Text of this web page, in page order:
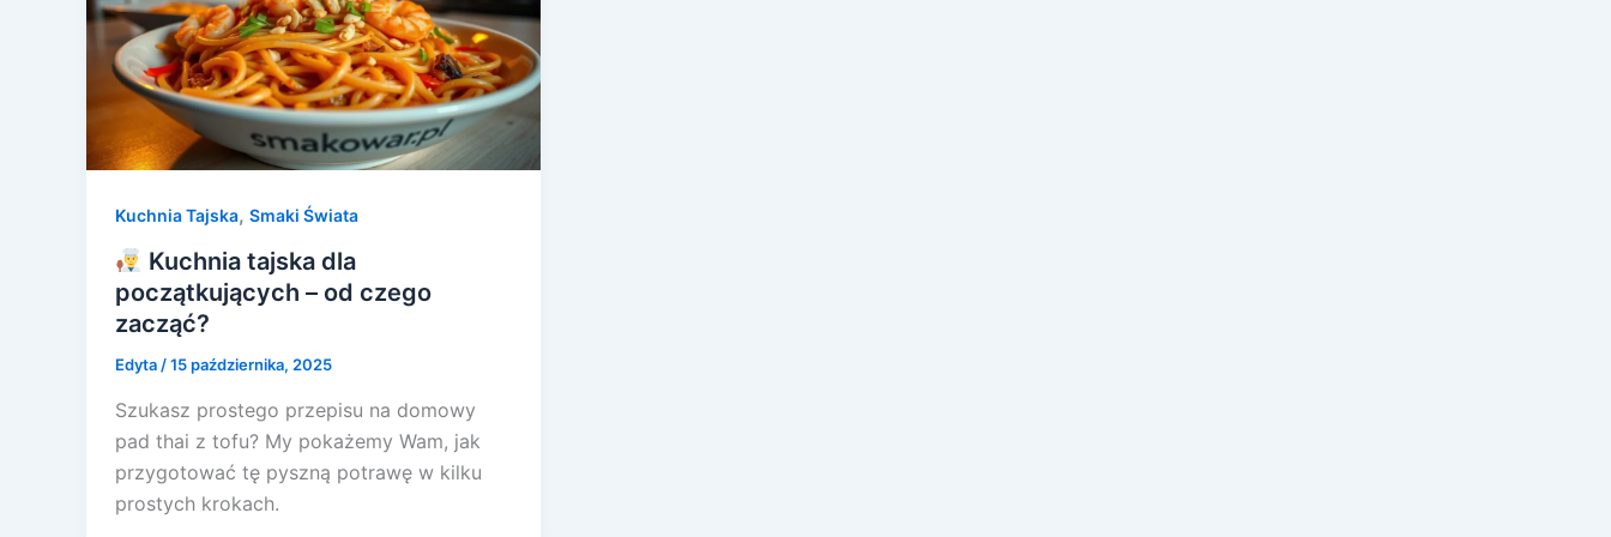
Kuchnia Tajska, Smaki Świata
Kuchnia tajska dla
początkujących – od czego
zacząć?
Edyta /15 października, 2025
Szukasz prostego przepisu na domowy
pad thai z tofu? My pokażemy Wam, jak
przygotować tę pyszną potrawę w kilku
prostych krokach.